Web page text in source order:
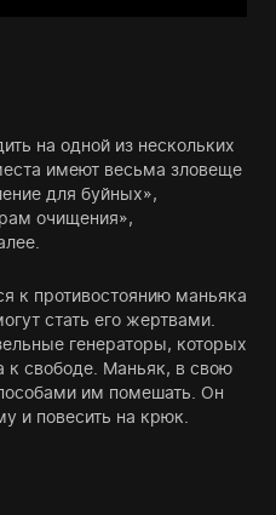
на одной из нескольких
имеют весьма зловеще
для буйных»,
очищения»,
к противостоянию маньяка
стать его жертвами.
генераторы, которых
к свободе. Маньяк, в свою
им помешать. Он
и повесить на крюк.